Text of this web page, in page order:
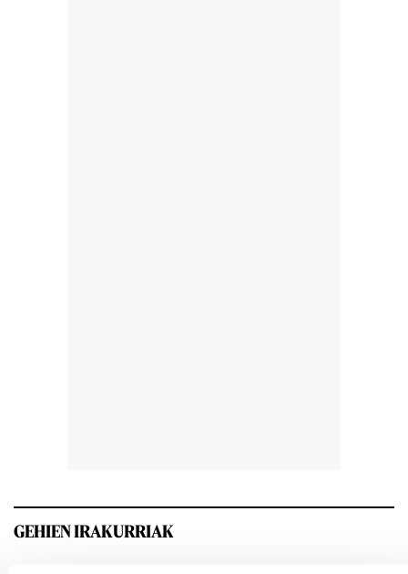
GEHIEN IRAKURRIAK